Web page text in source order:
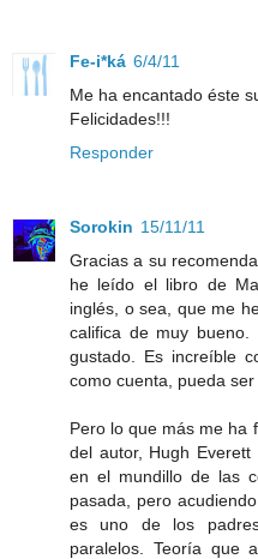
Fe-i*ká 6/4/11
Me ha encantado éste
Felicidades!!!
Responder
Sorokin 15/11/11
Gracias a su
he leído el libro de
inglés, o sea, que me
califica de muy
gustado. Es increíble
como cuenta, pueda ser
Pero lo que más me ha
del autor, Hugh
en el mundillo de las
pasada, pero
es uno de los
paralelos. Teoría que